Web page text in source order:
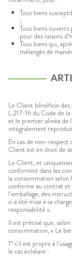
Tous biens
;
Tous biens
pour des raisons
Tous biens qui,
mélangés de
Le Client bénéficie des
L.217-16 du Code de
et le premier alinéa de
intégralement
En cas de non-respect
Client est en droit de
Le Client, et
conformité dans les
la consommation
conforme au contrat
l’emballage, des
ci a été mise à sa
responsabilité ».
Il est précisé que,
consommation, « Le
1° s’il est propre à
le cas échéant :